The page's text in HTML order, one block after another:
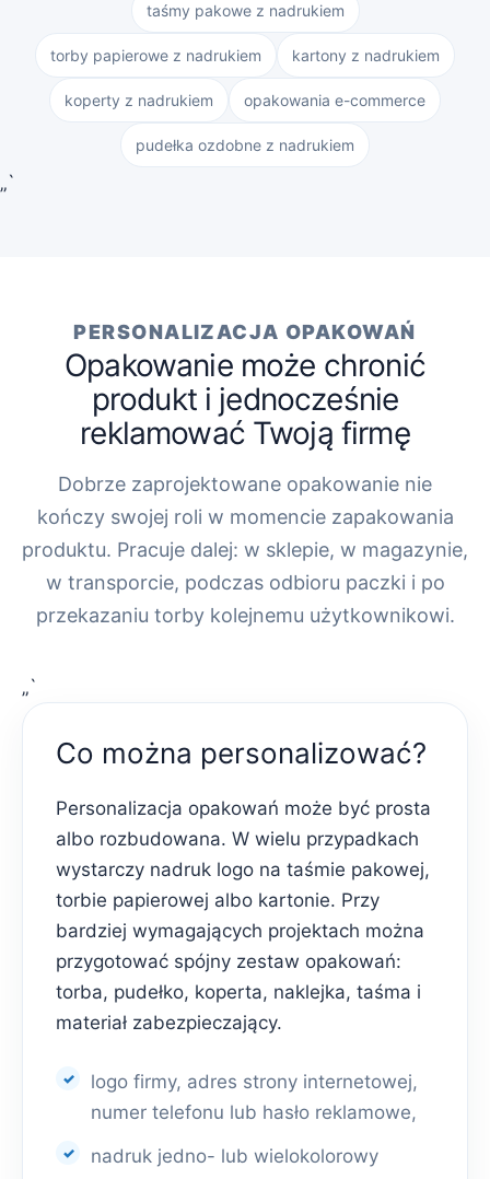
taśmy pakowe z nadrukiem
torby papierowe z nadrukiem kartony z nadrukiem
koperty z nadrukiem opakowania e-commerce
pudełka ozdobne z nadrukiem
„`
PERSONALIZACJA OPAKOWAŃ
Opakowanie może chronić
produkt i jednocześnie
reklamować Twoją firmę
Dobrze zaprojektowane opakowanie nie
kończy swojej roli w momencie zapakowania
produktu. Pracuje dalej: w sklepie, w magazynie,
w transporcie, podczas odbioru paczki i po
przekazaniu torby kolejnemu użytkownikowi.
„`
Co można personalizować?
Personalizacja opakowań może być prosta
albo rozbudowana. W wielu przypadkach
wystarczy nadruk logo na taśmie pakowej,
torbie papierowej albo kartonie. Przy
bardziej wymagających projektach można
przygotować spójny zestaw opakowań:
torba, pudełko, koperta, naklejka, taśma i
materiał zabezpieczający.
logo firmy, adres strony internetowej,
numer telefonu lub hasło reklamowe,
nadruk jedno- lub wielokolorowy